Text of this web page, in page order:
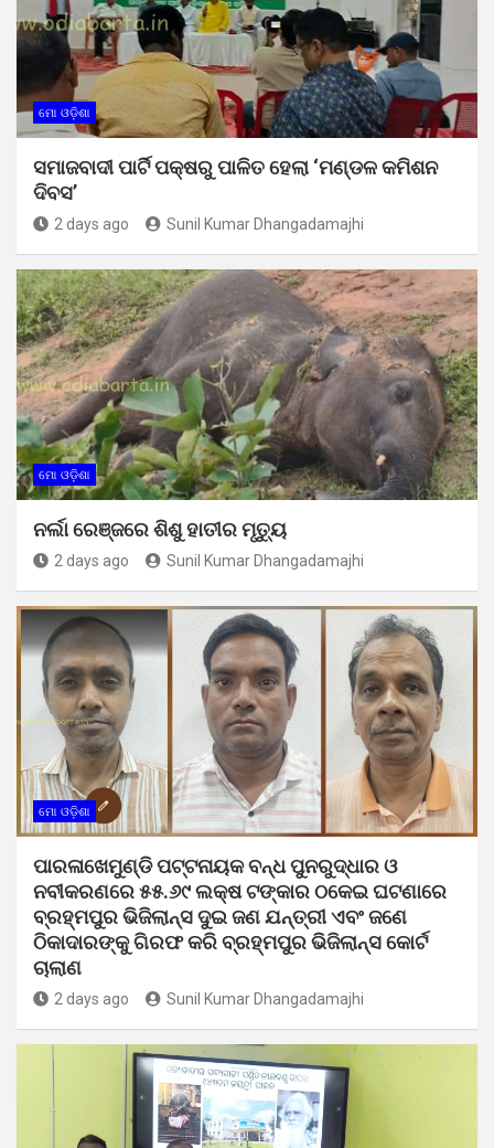
ମୋ ଓଡ଼ିଶା
ସମାଜବାଦୀ ପାର୍ଟି ପକ୍ଷରୁ ପାଳିତ ହେଲା ‘ମଣ୍ଡଳ କମିଶନ
ଦିବସ’
2 days ago Sunil Kumar Dhangadamajhi
ମୋ ଓଡ଼ିଶା
ନର୍ଲା ରେଞ୍ଜରେ ଶିଶୁ ହାତୀର ମୃତ୍ୟୁ
2 days ago Sunil Kumar Dhangadamajhi
ମୋ ଓଡ଼ିଶା
ପାରଳାଖେମୁଣ୍ଡି ପଟ୍ଟନାୟକ ବନ୍ଧ ପୁନରୁଦ୍ଧାର ଓ
ନବୀକରଣରେ ୫୫.୬୯ ଲକ୍ଷ ଟଙ୍କାର ଠକେଇ ଘଟଣାରେ
ବ୍ରହ୍ମପୁର ଭିଜିଲାନ୍ସ ଦୁଇ ଜଣ ଯନ୍ତ୍ରୀ ଏବଂ ଜଣେ
ଠିକାଦାରଙ୍କୁ ଗିରଫ କରି ବ୍ରହ୍ମପୁର ଭିଜିଲାନ୍ସ କୋର୍ଟ
ଚାଲାଣ
2 days ago Sunil Kumar Dhangadamajhi